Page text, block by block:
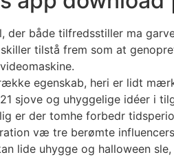
der både tilfredsstiller ma
tilstå frem som at
egenskab, heri er lidt
sjove og uhyggelige idéer i
er der tomhe forbedr
væ tre berømte
lide uhygge og halloween